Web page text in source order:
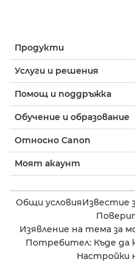
Продукти
Услуги и решения
Помощ и поддръжка
Обучение и образование
Относно Canon
Моят акаунт
Общи условияИзвестие
Изявление на тема за
Потребител: Къде да
Настройки